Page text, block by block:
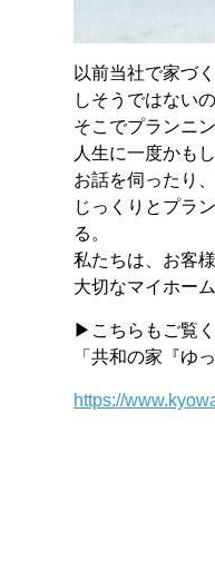
以前当社で家づ
しそうではないの
そこでプランニ
人生に一度かも
お話を伺ったり
じっくりとプラ
る。
私たちは、お客
大切なマイホー
▶こちらもご覧
「共和の家『ゆ
https://